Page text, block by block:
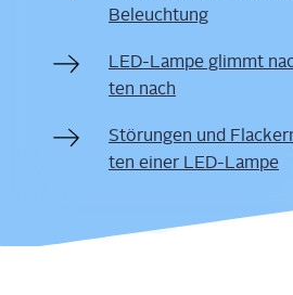
Beleuchtung
LED-Lam­pe glimmt
ten nach
Stö­run­gen und
ten einer LED-Lampe